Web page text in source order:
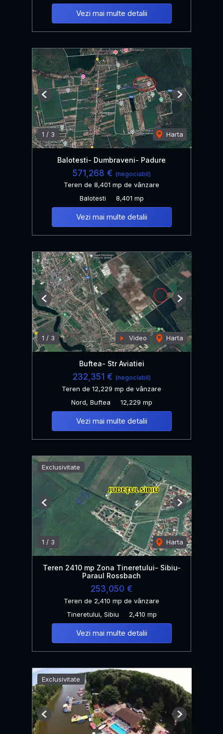
Vezi mai multe detalii
1 / 3 Harta
Previous Next
Balotesti- Dumbraveni- Padure
571,268 € (negociabil)
Teren de 8,401 mp de vânzare
Balotesti
8,401 mp
Vezi mai multe detalii
1 / 3 Video Harta
Previous Next
Buftea- Str Aviatiei
232,351 € (negociabil)
Teren de 12,229 mp de vânzare
Nord, Buftea
12,229 mp
Vezi mai multe detalii
Exclusivitate
1 / 3 Harta
Previous Next
Teren 2410 mp Zona Tineretului- Sibiu-
Paraul Rossbach
253,050 €
Teren de 2,410 mp de vânzare
Tineretului, Sibiu
2,410 mp
Vezi mai multe detalii
Exclusivitate
Previous Next